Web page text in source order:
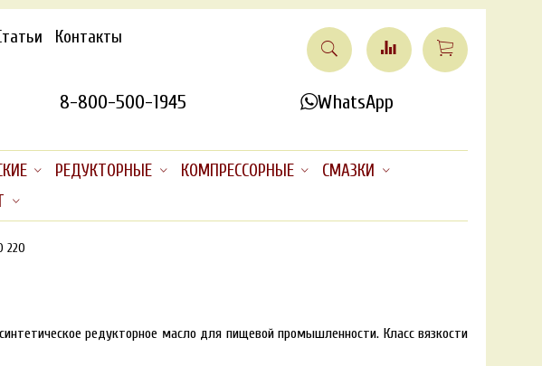
Контакты
8-800-500-1945 WhatsApp
РЕДУКТОРНЫЕ КОМПРЕССОРНЫЕ
СМАЗКИ
220
редукторное масло для пищевой промышленности. Класс вязкости